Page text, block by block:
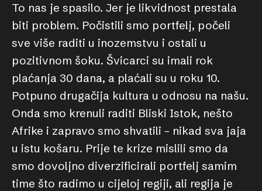
To nas je spasilo. Jer je likvidnost prestala
biti problem. Počistili smo portfelj, počeli
sve više raditi u inozemstvu i ostali u
pozitivnom šoku. Švicarci su imali rok
plaćanja 30 dana, a plaćali su u roku 10.
Potpuno drugačija kultura u odnosu na našu.
Onda smo krenuli raditi Bliski Istok, nešto
Afrike i zapravo smo shvatili – nikad sva jaja
u istu košaru. Prije te krize mislili smo da
smo dovoljno diverzificirali portfelj samim
time što radimo u cijeloj regiji, ali regija je